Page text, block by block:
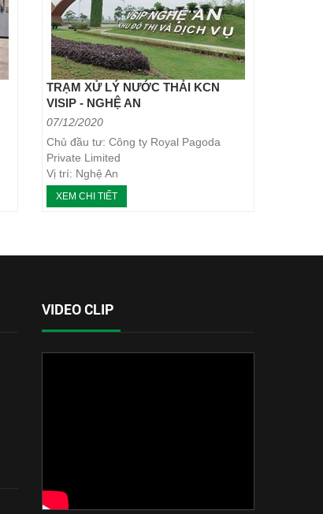
TRẠM XỬ LÝ NƯỚC THẢI KCN
VISIP - NGHỆ AN
07/12/2020
Chủ đầu tư: Công ty Royal Pagoda
Private Limited
Vị trí: Nghệ An
Loại máy: Máy ép bùn khung bản
Năm thực hiện: 2020
XEM CHI TIẾT
VIDEO CLIP